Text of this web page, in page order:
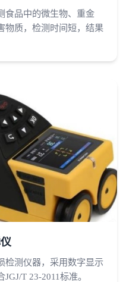
食品中的微生物、重金
物质，检测时间短，结果
检测仪器，采用数字显示
T 23-2011标准。